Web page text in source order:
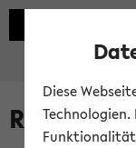
Diese
Funktionalität